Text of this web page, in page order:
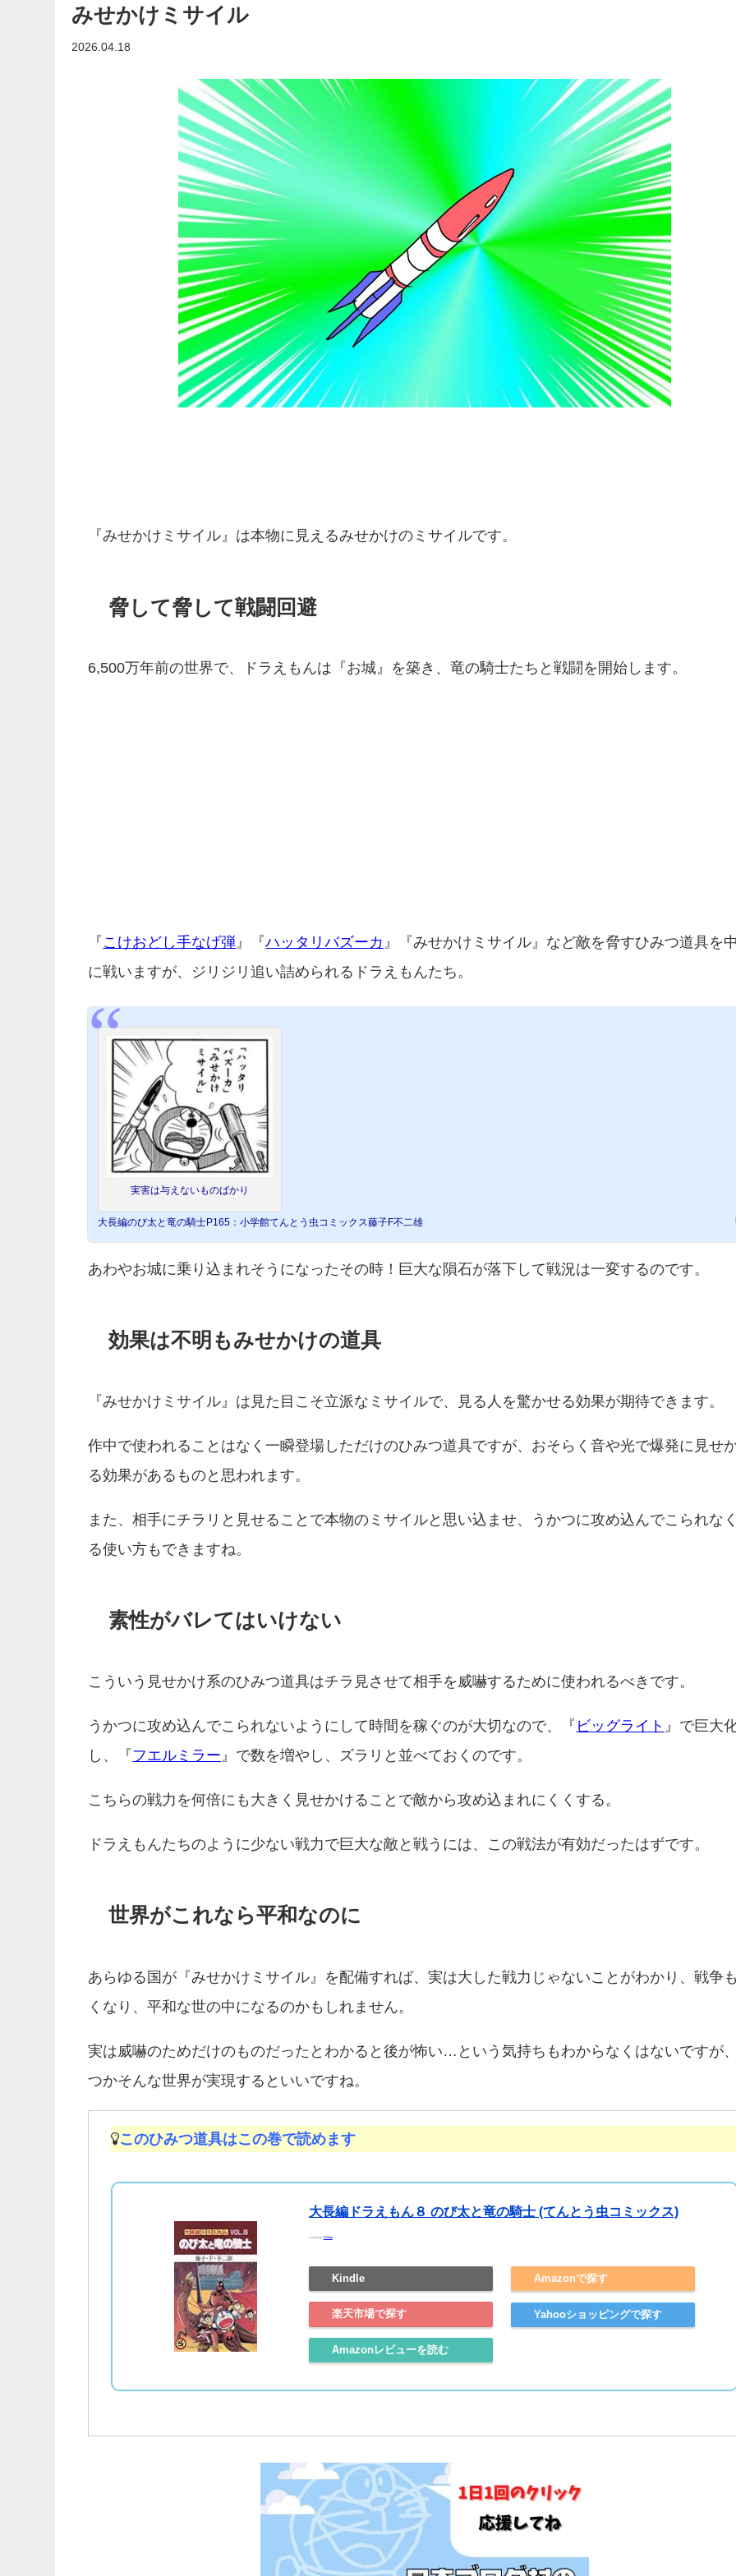
みせかけミサイル
2026.04.18
『みせかけミサイル』は本物に見えるみせかけのミサイルです。
脅して脅して戦闘回避
6,500万年前の世界で、ドラえもんは『お城』を築き、竜の騎士たちと戦闘を開始します。
『 こけおどし手なげ弾 』『ハッタリバズーカ 』『みせかけミサイル』など敵を脅すひみつ道具を
に戦いますが、ジリジリ追い詰められるドラえもんたち。
実害は与えないものばかり
大長編のび太と竜の騎士P165：小学館てんとう虫コミックス藤子F不二雄
あわやお城に乗り込まれそうになったその時！巨大な隕石が落下して戦況は一変するのです。
効果は不明もみせかけの道具
『みせかけミサイル』は見た目こそ立派なミサイルで、見る人を驚かせる効果が期待できます。
作中で使われることはなく一瞬登場しただけのひみつ道具ですが、おそらく音や光で爆発に見せ
る効果があるものと思われます。
また、相手にチラリと見せることで本物のミサイルと思い込ませ、うかつに攻め込んでこられな
る使い方もできますね。
素性がバレてはいけない
こういう見せかけ系のひみつ道具はチラ見させて相手を威嚇するために使われるべきです。
うかつに攻め込んでこられないようにして時間を稼ぐのが大切なので、『 ビッグライト 』で巨大
し、『 フエルミラー 』で数を増やし、ズラリと並べておくのです。
こちらの戦力を何倍にも大きく見せかけることで敵から攻め込まれにくくする。
ドラえもんたちのように少ない戦力で巨大な敵と戦うには、この戦法が有効だったはずです。
世界がこれなら平和なのに
あらゆる国が『みせかけミサイル』を配備すれば、実は大した戦力じゃないことがわかり、戦争
くなり、平和な世の中になるのかもしれません。
実は威嚇のためだけのものだったとわかると後が怖い…という気持ちもわからなくはないですが
つかそんな世界が実現するといいですね。
このひみつ道具はこの巻で読めます
大長編ドラえもん８ のび太と竜の騎士 (てんとう虫コミックス)
created by Rinker
Kindle Amazonで探す
楽天市場で探す Yahooショッピングで探す
Amazonレビューを読む